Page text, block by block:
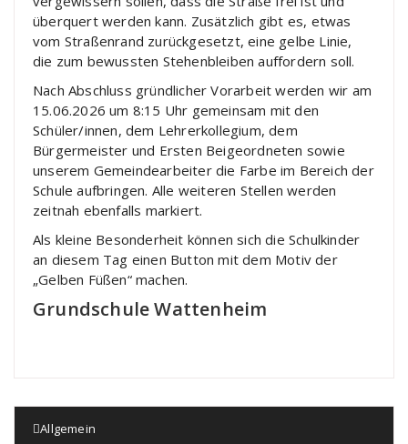
überquert werden kann. Zusätzlich gibt es, etwas
vom Straßenrand zurückgesetzt, eine gelbe Linie,
die zum bewussten Stehenbleiben auffordern soll.
Nach Abschluss gründlicher Vorarbeit werden wir am
15.06.2026 um 8:15 Uhr gemeinsam mit den
Schüler/innen, dem Lehrerkollegium, dem
Bürgermeister und Ersten Beigeordneten sowie
unserem Gemeindearbeiter die Farbe im Bereich der
Schule aufbringen. Alle weiteren Stellen werden
zeitnah ebenfalls markiert.
Als kleine Besonderheit können sich die Schulkinder
an diesem Tag einen Button mit dem Motiv der
„Gelben Füßen“ machen.
Grundschule Wattenheim
Allgemein